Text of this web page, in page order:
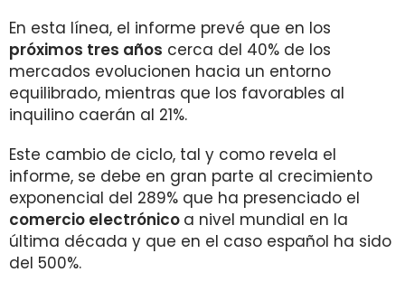
En esta línea, el informe prevé que en los
próximos tres años cerca del 40% de los
mercados evolucionen hacia un entorno
equilibrado, mientras que los favorables al
inquilino caerán al 21%.
Este cambio de ciclo, tal y como revela el
informe, se debe en gran parte al crecimiento
exponencial del 289% que ha presenciado el
comercio electrónico a nivel mundial en la
última década y que en el caso español ha sido
del 500%.